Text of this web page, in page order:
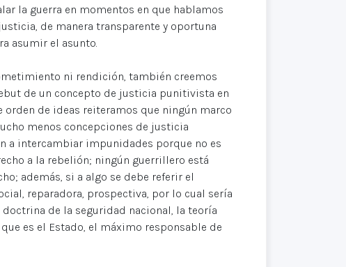
la guerra en momentos en que hablamos
de manera transparente y oportuna
asumir el asunto.
ni rendición, también creemos
de un concepto de justicia punitivista en
orden de ideas reiteramos que ningún marco
menos concepciones de justicia
a intercambiar impunidades porque no es
a la rebelión; ningún guerrillero está
además, si a algo se debe referir el
reparadora, prospectiva, por lo cual sería
de la seguridad nacional, la teoría
es el Estado, el máximo responsable de